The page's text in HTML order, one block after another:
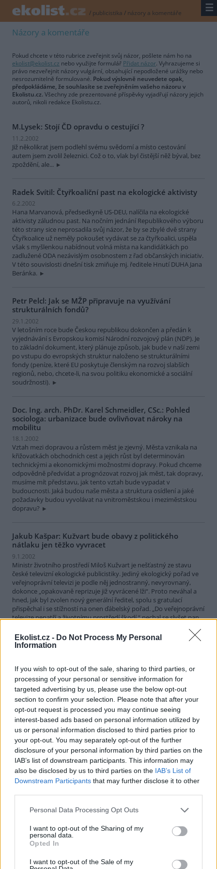
Ekolist.cz - Do Not Process My Personal
Information
If you wish to opt-out of the sale, sharing to third parties, or
processing of your personal or sensitive information for
targeted advertising by us, please use the below opt-out
section to confirm your selection. Please note that after your
opt-out request is processed you may continue seeing
interest-based ads based on personal information utilized by
us or personal information disclosed to third parties prior to
your opt-out. You may separately opt-out of the further
disclosure of your personal information by third parties on the
IAB’s list of downstream participants. This information may
also be disclosed by us to third parties on the IAB’s List of
Downstream Participants that may further disclose it to other
Personal Data Processing Opt Outs
I want to opt-out of the Sharing of my
personal data.
Opted In
I want to opt-out of the Sale of my
/ publicistika / názory a komentáře ☰
Názory a komentáře
Pokud chcete v této rubrice zveřejnit svůj názor, pošlete nám ho na
ekolist@ekolist.cz nebo využijte formulář Přidat názor. Vyhrazujeme si
právo nezveřejnit názory vulgární, obsahující nepodložené urážky nebo
nesrozumitelně formulované. Pokud výslovně neuvedete opak,
předpokládáme, že souhlasíte se zveřejněním vašeho názoru v
Ekolistu.cz. Všechny zde prezentované příspěvky vyjadřují názory jejich
autorů, nikoli redakce Ekolistu.cz.
M.Lysek: Stojí ČD opravdu o cestující ?
11.2.2002
Již několikrat jsem podlehl svému svědomí a místo cestování
autem jsem zvolil železnici. Což o to, vlak byl čistější něž býval, bez
zpoždění, ale...
Radek Svítil: Čtyřkoaliční past na ekologické aktivisty
6.2.2002
Hana Marvanová, předsedkyně US-DEU, nalíčila na ekologické
aktivisty záludnou past. Na nočním jednání Republikového výboru
této strany sice neprosadila svůj názor, že by se zbylé dvě strany
Čtyřkoalice už neměly pokoušet vydávat se za čtyřkoalici, uspěla
však s myšlenkou nabídnout volná místa na kandidátkách po
zadlužené ODA nezávislým osobnostem z řad občanských iniciativ.
V této souvislosti dnešní tisk zmiňuje mj. ředitele Hnutí DUHA Jana
Beránka.
Petr Pelcl: Jak se MŽP připravuje na využívání
strukturálních fondů?
29.1.2002
V letošním roce bude Českou republikou dokončen a předán k
vyjednávání s Evropskou komisí Národní rozvojový plán (NDP). Je
to základní dokument, který plánuje způsob, jak bude v naší zemi
po vstupu do evropských struktur naloženo se strukturálními
fondy (peníze, které EU poskytuje členským na rozvoj slabších
regionů, nebo, chcete-li, na svou politiku ekonomické a sociální
soudržnosti).
Doc. Ing. arch. PhDr. Karel Schmeidler, CSc.: Pohled
sociologa: urbanizace bude ovlivňovat nároky na
mobilitu
18.1.2002
Vztah mezi dopravou a růstem měst je zjevný. Města vznikala na
křižovatkách obchodních cest a jejich růst byl determinován
technickými a ekonomickými možnostmi dopravy. Pokud chceme
odpovědně předvídat a prognózovat rozvoj jak měst, tak dopravy,
musíme mít představu, jak tento vztah bude vypadat v
budoucnosti. Jaká budou naše města a struktura osídlení a jaké
požadavky budou vyvolávat na vnitroměstskou i meziměstskou
dopravu?
Jakub Kašpar: Kužvart bude obavy z politického
nátlaku jen těžko vyvracet
9.1.2002
Ministr životního prostředí Miloš Kužvart je nešťastný ze stavu
české televizní ekologické publicistiky. Jediný ekologický pořad ve
veřejnoprávní televizi je podle něj jednostranný, nevyrovnaný,
dokonce „opakovaně reprizuje již vyvrácené lži“. Proto neváhal a
hned, jak byl zvolen nový generální ředitel, spolu s gratulací
přispěchal i se stížností na onen ďábelský pořad. „Do veřejnoprávní
televize nepatří a životnímu prostředí škodí,“ nechal se slyšet pan
8.1.2002
"Místní poplatek za provoz systému shromažďování, sběru,
přepravy, třídění, využívání a odstraňování komunálního odpadu.
Statutární město Hradec Králové – Magistrát města – odbor
ekonomický. V souladu s ustanovením §10b, zákona č. 565/1990 o
místních poplatcích …" podepsána vedoucí oddělení daní a
poplatků i vedoucí ekonomického odboru. Máme tu novou
vyhlášku, něco podobného našel pod stromečkem každý z nás. Já,
vy, my všichni. Dáreček. Dražší voda, elektřina, plyn, povinné ručení
a plus odpady – daně z blahobytu.
Petr Kopal: Poznámka k ekologické výchově
2.1.2002
v zásadě o to, abychom si uvědomili lidskou roli v globálních
tak, aby nevedlo k obtížně řešitelným problémům. Tento přístup
nezkoumá nijak náš citový vztah ke stromům a ptákům, příroda je
v něm pouze prostředím, do kterého jsme byli zasazeni, které se
podmaňování, upravování a vykořisťování. Tváříme se, že je možná